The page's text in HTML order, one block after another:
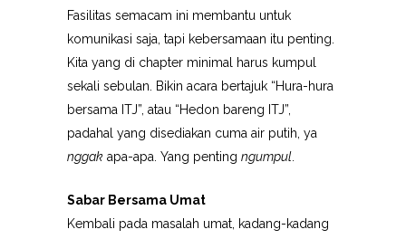
Fasilitas semacam ini membantu untuk
komunikasi saja, tapi kebersamaan itu penting.
Kita yang di chapter minimal harus kumpul
sekali sebulan. Bikin acara bertajuk “Hura-hura
bersama ITJ”, atau “Hedon bareng ITJ”,
padahal yang disediakan cuma air putih, ya
nggak apa-apa. Yang penting ngumpul
Sabar Bersama Umat
Kembali pada masalah umat, kadang-kadang